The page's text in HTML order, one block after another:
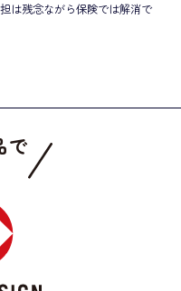
は残念ながら保険では解消で
で